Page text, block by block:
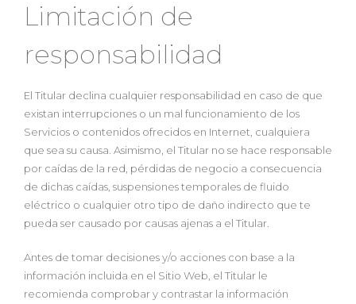
Limitación de
responsabilidad
El Titular declina cualquier responsabilidad en caso de que
existan interrupciones o un mal funcionamiento de los
Servicios o contenidos ofrecidos en Internet, cualquiera
que sea su causa. Asimismo, el Titular no se hace responsable
por caídas de la red, pérdidas de negocio a consecuencia
de dichas caídas, suspensiones temporales de fluido
eléctrico o cualquier otro tipo de daño indirecto que te
pueda ser causado por causas ajenas a el Titular.
Antes de tomar decisiones y/o acciones con base a la
información incluida en el Sitio Web, el Titular le
recomienda comprobar y contrastar la información